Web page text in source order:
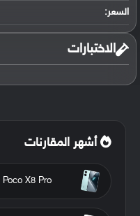
السعر:
الاختبارات
أشهر المقارنات
Poco X8 Pro